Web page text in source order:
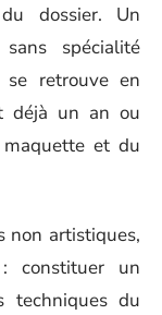
dossier. Un
spécialité
retrouve en
déjà un an ou
et du
non artistiques,
constituer un
techniques du